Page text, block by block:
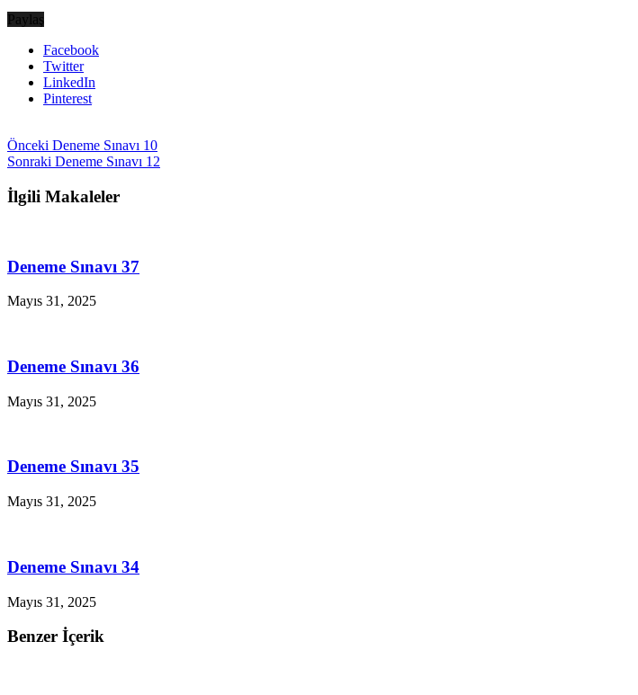
Paylaş
Facebook
Twitter
LinkedIn
Pinterest
Önceki Deneme Sınavı 10
Sonraki Deneme Sınavı 12
İlgili Makaleler
Deneme Sınavı 37
Mayıs 31, 2025
Deneme Sınavı 36
Mayıs 31, 2025
Deneme Sınavı 35
Mayıs 31, 2025
Deneme Sınavı 34
Mayıs 31, 2025
Benzer İçerik